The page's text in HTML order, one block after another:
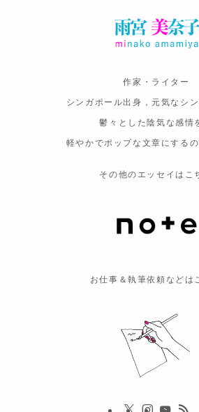
作家・ライター
シンガポール出身，元気なシ
鬱々とした陰気な感情
軽やかでポップな文章にする
その他のエッセイはこ
お仕事＆執筆依頼などは